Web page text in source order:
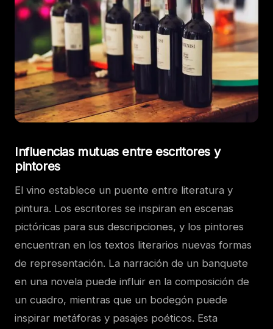
Influencias mutuas entre escritores y
pintores
El vino establece un puente entre literatura y
pintura. Los escritores se inspiran en escenas
pictóricas para sus descripciones, y los pintores
encuentran en los textos literarios nuevas formas
de representación. La narración de un banquete
en una novela puede influir en la composición de
un cuadro, mientras que un bodegón puede
inspirar metáforas y pasajes poéticos. Esta